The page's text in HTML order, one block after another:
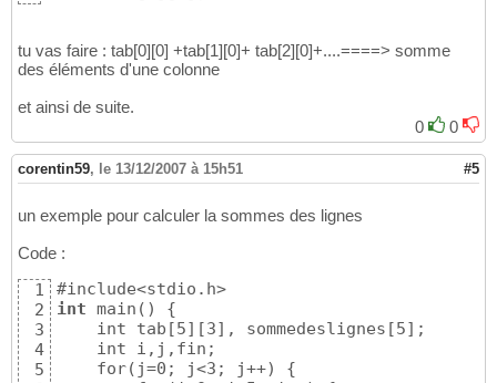
tu vas faire : tab[0][0] +tab[1][0]+ tab[2][0]+....====> somme
des éléments d'une colonne
et ainsi de suite.
0
0
corentin59, le 13/12/2007 à 15h51 #5
un exemple pour calculer la sommes des lignes
Code :
1
2
3
4
5
int main() {
    int tab[5][3], sommedeslignes[5];
    int i,j,fin;
    for(j=0; j<3; j++) {